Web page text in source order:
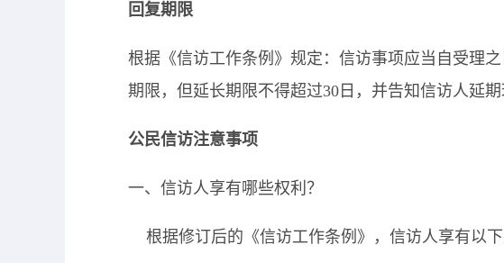
回复期限
根据《信访工作条例》规定：信访事项应当自受理
期限，但延长期限不得超过30 日，并告知信访人延期
公民信访注意事项
一、信访人享有哪些权利？
根据修订后的《信访工作条例》，信访人享有以下